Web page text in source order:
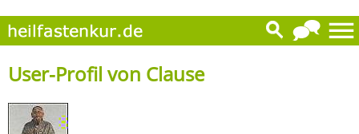
User-Profil von Clause